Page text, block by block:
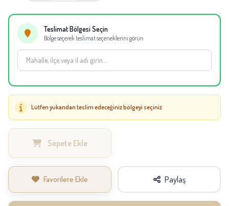
Teslimat Bölgesi Seçin
Bölge seçerek teslimat seçeneklerini görün
Lütfen yukarıdan teslim edeceğiniz bölgeyi seçiniz
Sepete Ekle
Favorilere Ekle Paylaş